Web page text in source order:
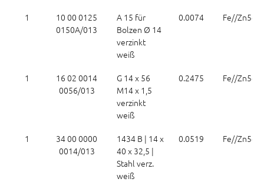
1
10 00 0125
0150A/013
A 15 für
Bolzen Ø 14
verzinkt
weiß
0.0074 Fe//Zn5c B
1
16 02 0014
0056/013
G 14 x 56
M14 x 1,5
verzinkt
weiß
0.2475 Fe//Zn5c B
1
34 00 0000
0014/013
1434 B | 14 x
40 x 32,5 |
Stahl verz.
weiß
0.0519 Fe//Zn5c B